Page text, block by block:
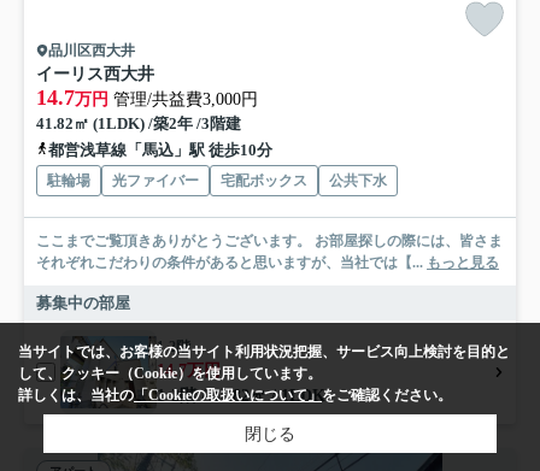
品川区西大井
イーリス西大井
14.7万円 管理/共益費3,000円
41.82㎡ (1LDK) /築2年 /3階建
都営浅草線「馬込」駅 徒歩10分
駐輪場 光ファイバー 宅配ボックス 公共下水
ここまでご覧頂きありがとうございます。 お部屋探しの際には、皆さま
それぞれこだわりの条件があると思いますが、当社では【... もっと見る
募集中の部屋
1-2階
14.7万円
1-2階 / 41.82㎡ / 1LDK
当サイトでは、お客様の当サイト利用状況把握、サービス向上検討を目的と
して、クッキー（Cookie）を使用しています。
詳しくは、当社の「Cookieの取扱いについて」をご確認ください。
閉じる